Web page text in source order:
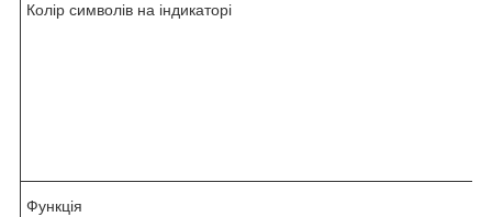
Колір символів на індикаторі
Функція